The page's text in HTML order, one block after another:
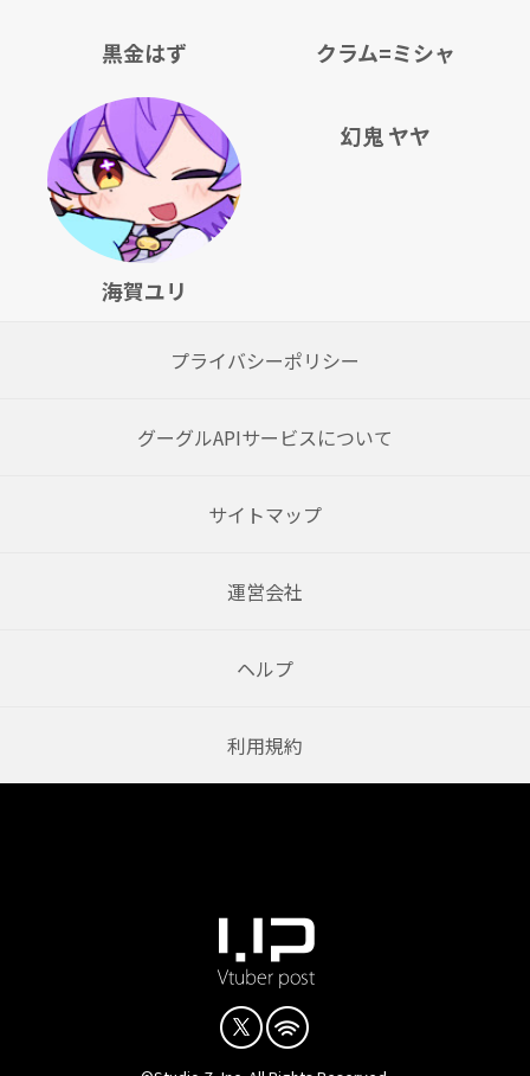
黒金はず クラム=ミシャ
海賀ユリ
幻鬼 ヤヤ
プライバシーポリシー
グーグルAPIサービスについて
サイトマップ
運営会社
ヘルプ
利用規約